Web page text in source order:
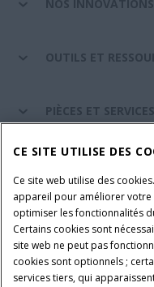
NOS INNOVATIONS
OUTILS ET
PIÈCES ET SERVICES
Conditions générales
Mentions légales
Telematics avis de
CE SITE UTILISE DES
Ce site web utilise des
appareil pour améliorer votre
optimiser les fonctionnalités
Certains cookies sont
site web ne peut pas
cookies sont optionnels ;
services tiers, qui